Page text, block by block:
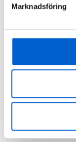
Marknadsföring